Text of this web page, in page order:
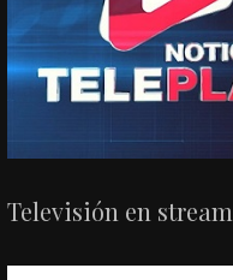
Televisión en